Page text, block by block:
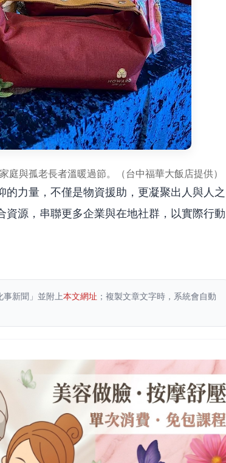
與孤老長者溫暖過節。（台中福華大飯店提供）
力量，不僅是物資援助，更凝聚出人與人之
源，串聯更多企業與在地社群，以實際行動
新聞」並附上本文網址 ；複製文章文字時，系統會自動